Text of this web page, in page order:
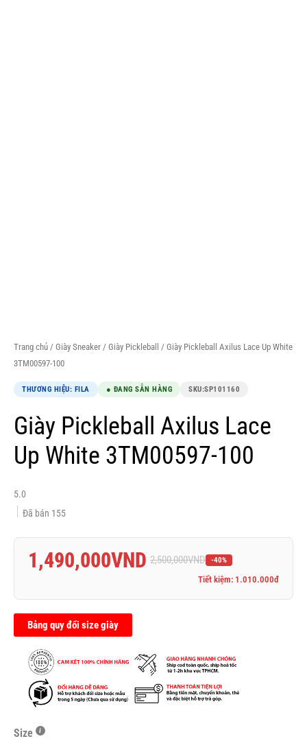
Trang chủ / Giày Sneaker / Giày Pickleball / Giày Pickleball Axilus Lace Up White
3TM00597-100
THƯƠNG HIỆU: FILA ● ĐANG SẴN HÀNG SKU:SP101160
Giày Pickleball Axilus Lace
Up White 3TM00597-100
5.0
Đã bán 155
2,500,000VND
1,490,000VND -40%
Tiết kiệm: 1.010.000đ
Bảng quy đổi size giày
Size